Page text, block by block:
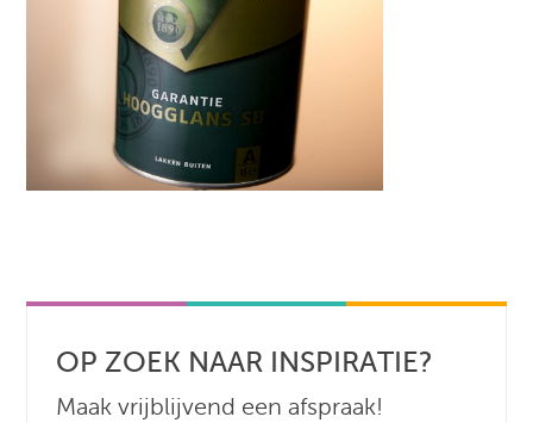
OP ZOEK NAAR INSPIRATIE?
Maak vrijblijvend een afspraak!